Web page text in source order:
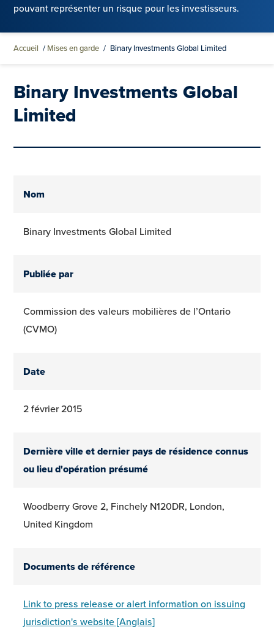
pouvant représenter un risque pour les investisseurs.
Accueil / Mises en garde / Binary Investments Global Limited
Binary Investments Global
Limited
Nom
Binary Investments Global Limited
Publiée par
Commission des valeurs mobilières de l’Ontario
(CVMO)
Date
2 février 2015
Dernière ville et dernier pays de résidence connus
ou lieu d'opération présumé
Woodberry Grove 2, Finchely N120DR, London,
United Kingdom
Documents de référence
Link to press release or alert information on issuing
jurisdiction's website [Anglais]